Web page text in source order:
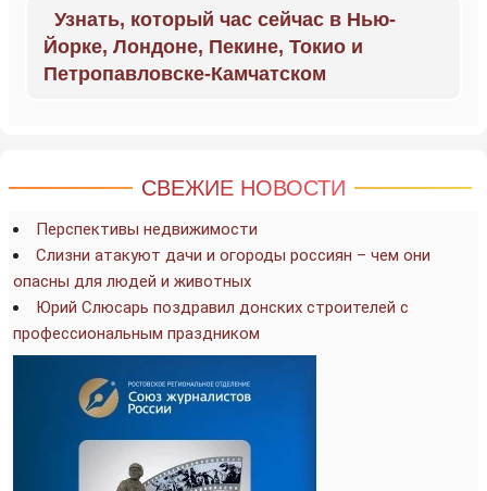
Узнать, который час сейчас в Нью-
Йорке, Лондоне, Пекине, Токио и
Петропавловске-Камчатском
СВЕЖИЕ НОВОСТИ
Перспективы недвижимости
Слизни атакуют дачи и огороды россиян – чем они
опасны для людей и животных
Юрий Слюсарь поздравил донских строителей с
профессиональным праздником